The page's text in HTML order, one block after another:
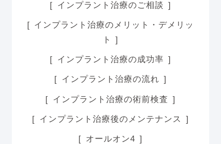
インプラント治療のご相談
インプラント治療のメリット・デメリッ
ト
インプラント治療の成功率
インプラント治療の流れ
インプラント治療の術前検査
インプラント治療後のメンテナンス
オールオン4